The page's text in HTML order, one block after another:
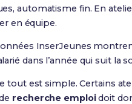
automatisme fin. En
en équipe.
InserJeunes
dans l’année qui suit la
tout est simple. Certains
recherche emploidoit